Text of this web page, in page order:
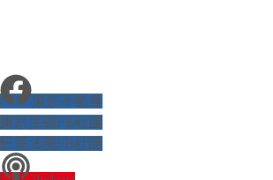
東京不動產
東京民宿FB社團
日簽法務FB社團